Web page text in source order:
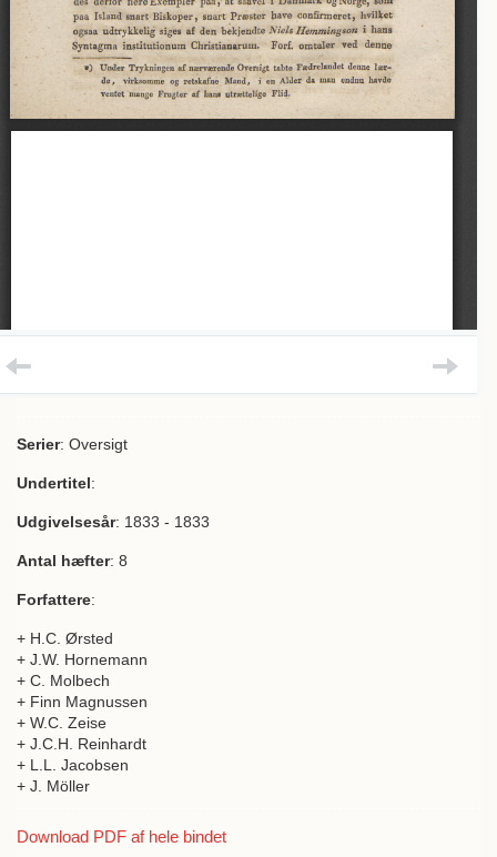
Serier: Oversigt
Undertitel:
Udgivelsesår: 1833 - 1833
Antal hæfter: 8
Forfattere:
+ H.C. Ørsted
+ J.W. Hornemann
+ C. Molbech
+ Finn Magnussen
+ W.C. Zeise
+ J.C.H. Reinhardt
+ L.L. Jacobsen
+ J. Möller
Download PDF af hele bindet